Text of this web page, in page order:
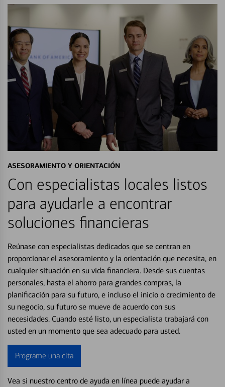
ASESORAMIENTO Y ORIENTACIÓN
Con especialistas locales listos
para ayudarle a encontrar
soluciones financieras
Reúnase con especialistas dedicados que se centran en
proporcionar el asesoramiento y la orientación que necesita, en
cualquier situación en su vida financiera. Desde sus cuentas
personales, hasta el ahorro para grandes compras, la
planificación para su futuro, e incluso el inicio o crecimiento de
su negocio, su futuro se mueve de acuerdo con sus
necesidades. Cuando esté listo, un especialista trabajará con
usted en un momento que sea adecuado para usted.
Programe una cita
Vea si nuestro centro de ayuda en línea puede ayudar a